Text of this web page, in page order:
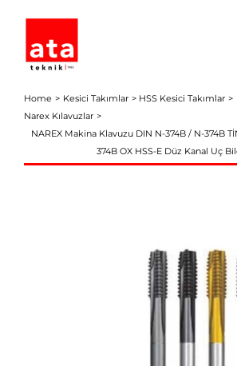
content
Home Kesici Takımlar HSS Kesici Takımlar
Narex Kılavuzlar
NAREX Makina Klavuzu DIN N-374B / N-374B
374B OX HSS-E Düz Kanal Uç